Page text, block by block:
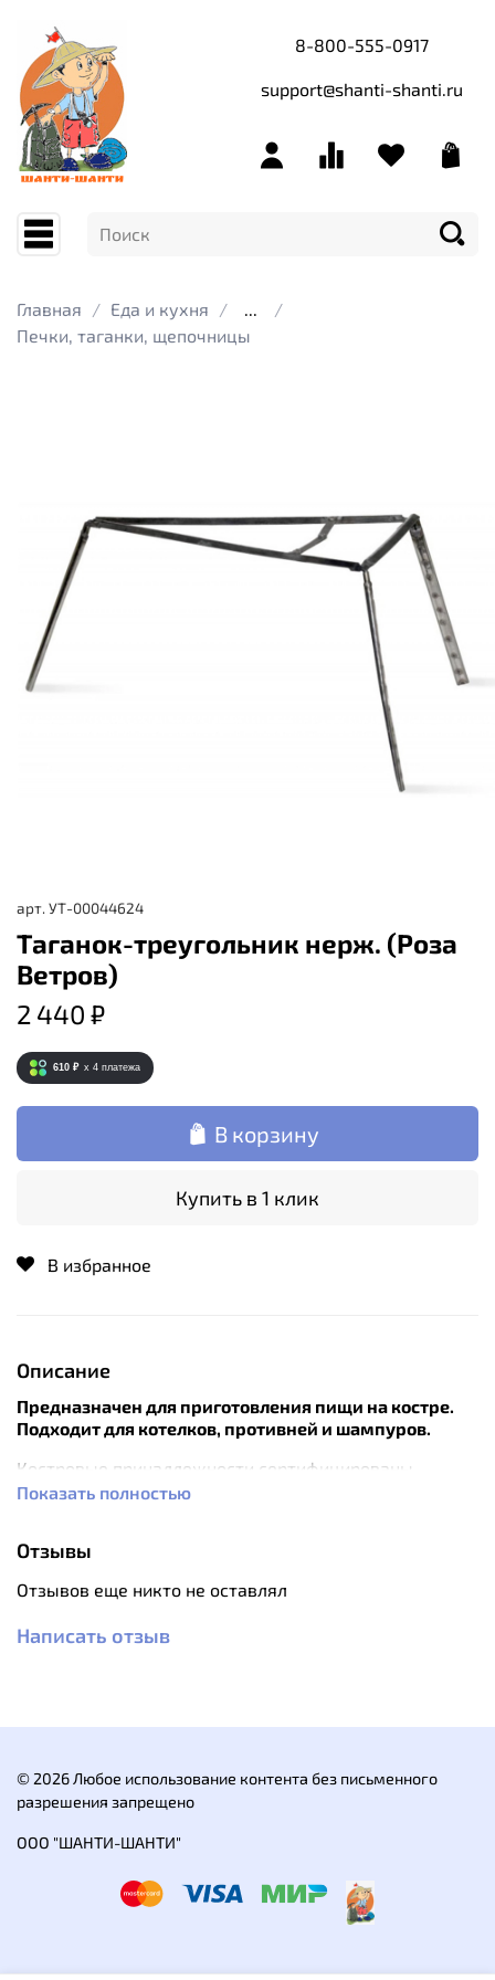
8-800-555-0917
support@shanti-shanti.ru
Главная Еда и кухня
Печки, таганки, щепочницы
арт. УТ-00044624
Таганок-треугольник нерж. (Роза
Ветров)
2 440 ₽
610 ₽ x 4 платежа
В корзину
Купить в 1 клик
В избранное
Описание
Предназначен для приготовления пищи на костре.
Подходит для котелков, противней и шампуров.
Костровые принадлежности сертифицированы.
упакован в прочный чехол.
Показать полностью
Отзывы
Отзывов еще никто не оставлял
Написать отзыв
© 2026 Любое использование контента без письменного
разрешения запрещено
ООО "ШАНТИ-ШАНТИ"